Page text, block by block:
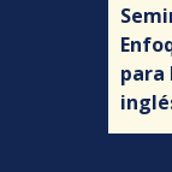
para